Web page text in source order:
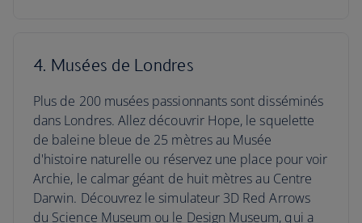
4. Musées de Londres
Plus de 200 musées passionnants sont disséminés
dans Londres. Allez découvrir Hope, le squelette
de baleine bleue de 25 mètres au Musée
d'histoire naturelle ou réservez une place pour voir
Archie, le calmar géant de huit mètres au Centre
Darwin. Découvrez le simulateur 3D Red Arrows
du Science Museum ou le Design Museum, qui a